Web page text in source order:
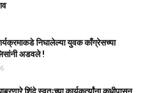
निघालेल्या युवक काँग्रेसच्या
अडवले !